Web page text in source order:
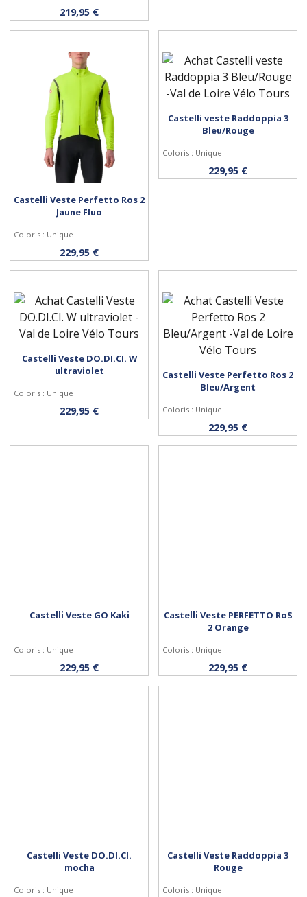
Personnaliser
219,95 €
Personnaliser
Castelli Veste Perfetto Ros 2
Jaune Fluo
Coloris : Unique
229,95 €
Personnaliser
Castelli veste Raddoppia 3
Bleu/Rouge
Coloris : Unique
229,95 €
Personnaliser
Castelli Veste DO.DI.CI. W
ultraviolet
Coloris : Unique
229,95 €
Personnaliser
Castelli Veste Perfetto Ros 2
Bleu/Argent
Coloris : Unique
229,95 €
Personnaliser
Castelli Veste GO Kaki
Coloris : Unique
229,95 € Personnaliser
Castelli Veste PERFETTO RoS
2 Orange
Coloris : Unique
229,95 €
Castelli Veste DO.DI.CI.
mocha
Coloris : Unique
Castelli Veste Raddoppia 3
Rouge
Coloris : Unique